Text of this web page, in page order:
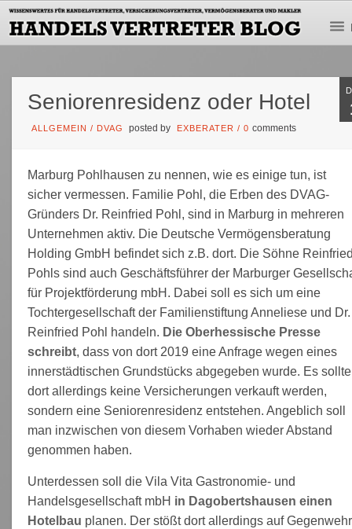
Seniorenresidenz oder Hotel
ALLGEMEIN / DVAG posted by EXBERATER /0comments
Marburg Pohlhausen zu nennen, wie es einige tun, ist
sicher vermessen. Familie Pohl, die Erben des DVAG-
Gründers Dr. Reinfried Pohl, sind in Marburg in mehreren
Unternehmen aktiv. Die Deutsche Vermögensberatung
Holding GmbH befindet sich z.B. dort. Die Söhne
Pohls sind auch Geschäftsführer der Marburger
für Projektförderung mbH. Dabei soll es sich um eine
Tochtergesellschaft der Familienstiftung Anneliese und Dr.
Reinfried Pohl handeln. Die Oberhessische Presse
schreibt, dass von dort 2019 eine Anfrage wegen eines
innerstädtischen Grundstücks abgegeben wurde. Es
dort allerdings keine Versicherungen verkauft werden,
sondern eine Seniorenresidenz entstehen. Angeblich soll
man inzwischen von diesem Vorhaben wieder Abstand
genommen haben.
Unterdessen soll die Vila Vita Gastronomie- und
Handelsgesellschaft mbH in Dagobertshausen einen
Hotelbau planen. Der stößt dort allerdings auf